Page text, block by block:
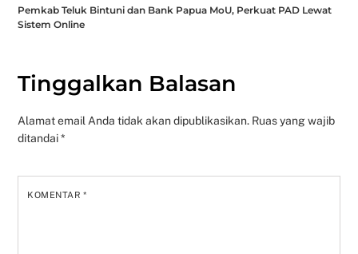
Pemkab Teluk Bintuni dan Bank Papua MoU, Perkuat PAD Lewat
Sistem Online
Tinggalkan Balasan
Alamat email Anda tidak akan dipublikasikan. Ruas yang wajib
ditandai*
KOMENTAR*